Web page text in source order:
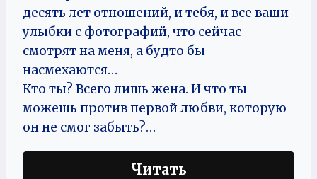
десять лет отношений, и тебя, и все ваши
улыбки с фотографий, что сейчас
смотрят на меня, а будто бы
насмехаются…
Кто ты? Всего лишь жена. И что ты
можешь против первой любви, которую
он не смог забыть?…
Читать